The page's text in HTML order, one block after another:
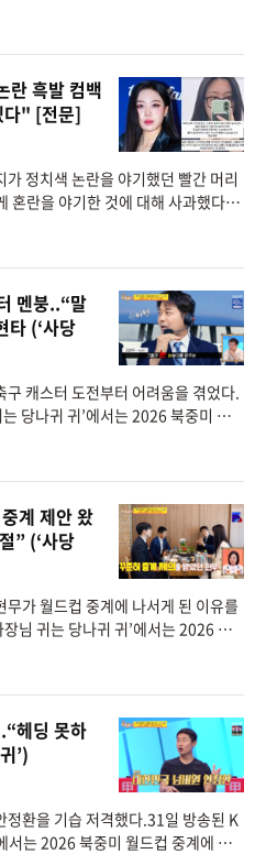
란 흑발 컴백
다" [전문]
정치색 논란을 야기했던 빨간 머리
혼란을 야기한 것에 대해 사과했다.이
멘붕..“말
타 (‘사당
캐스터 도전부터 어려움을 겪었다.
당나귀 귀’에서는 2026 북중미 월
계 제안 왔
” (‘사당
가 월드컵 중계에 나서게 된 이유를
님 귀는 당나귀 귀’에서는 2026 북
헤딩 못하
’)
환을 기습 저격했다.31일 방송된 K
서는 2026 북중미 월드컵 중계에 나